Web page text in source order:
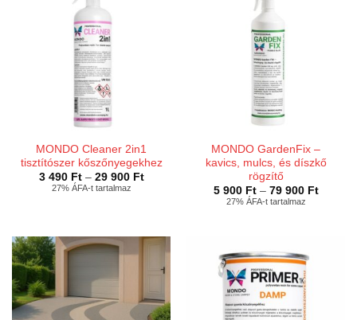
MONDO Cleaner 2in1
tisztítószer kőszőnyegekhez
3 490 Ft – 29 900 FtÁrtartomány:
27% ÁFA-t tartalmaz
MONDO GardenFix –
kavics, mulcs, és díszkő
rögzítő
5 900 Ft – 79 900 Ft
27% ÁFA-t tartalmaz